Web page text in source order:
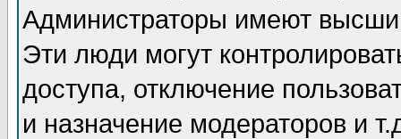
Администраторы имеют
Эти люди могут
доступа, отключение
и назначение модераторов и